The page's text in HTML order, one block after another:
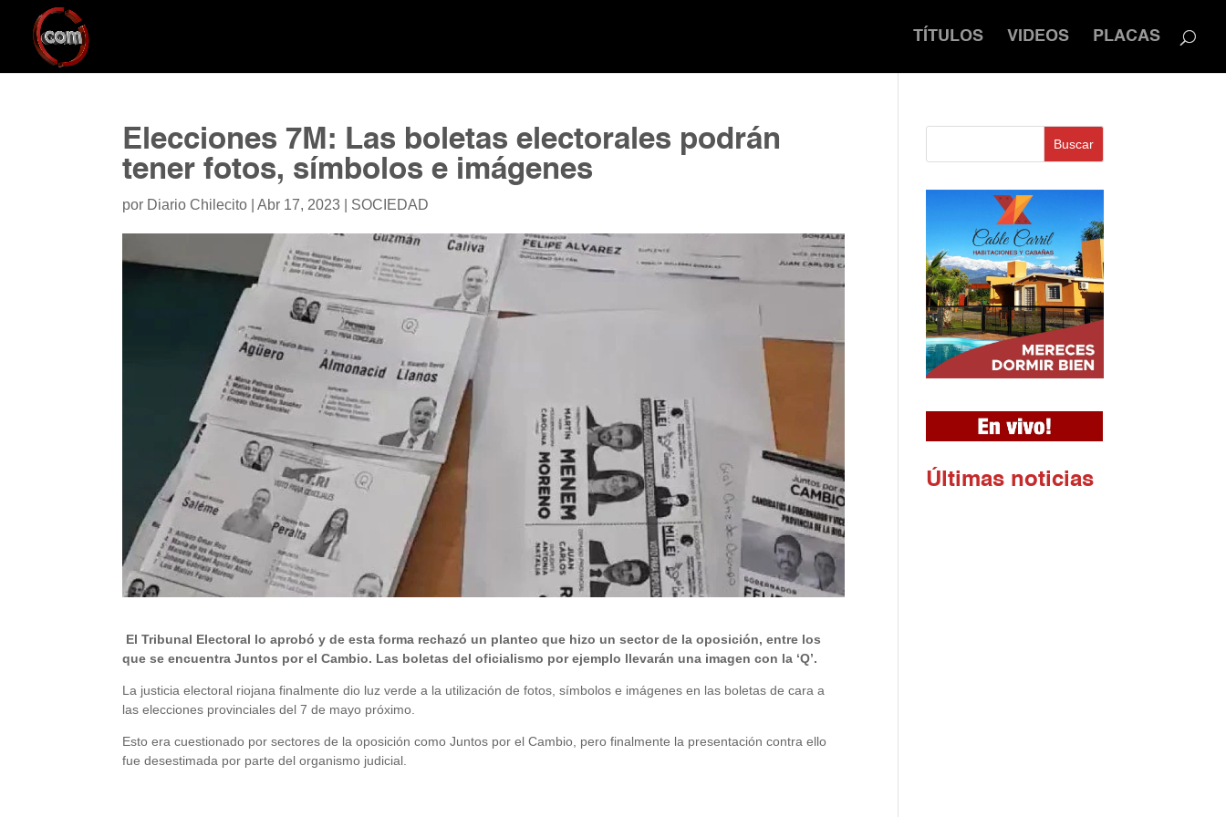
TÍTULOS VIDEOS PLACAS
Elecciones 7M: Las boletas electorales podrán
tener fotos, símbolos e imágenes
por Diario Chilecito |Abr 17, 2023 SOCIEDAD
El Tribunal Electoral lo aprobó y de esta forma rechazó un planteo que hizo un sector de la oposición, entre los
que se encuentra Juntos por el Cambio. Las boletas del oficialismo por ejemplo llevarán una imagen con la ‘Q’.
La justicia electoral riojana finalmente dio luz verde a la utilización de fotos, símbolos e imágenes en las boletas de cara a
las elecciones provinciales del 7 de mayo próximo.
Esto era cuestionado por sectores de la oposición como Juntos por el Cambio, pero finalmente la presentación contra ello
fue desestimada por parte del organismo judicial.
Buscar
Últimas noticias